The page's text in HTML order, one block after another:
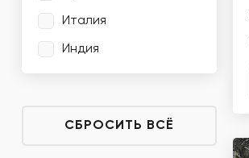
Италия
Индия
СБРОСИТЬ ВСЁ